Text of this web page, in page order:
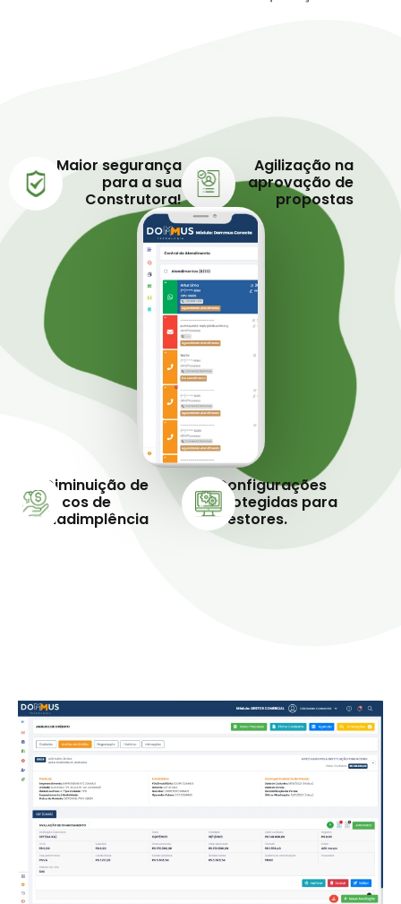
Maior segurança
para a sua
Construtora!
Agilização na
aprovação de
propostas
Diminuição de
riscos de
inadimplência
Configurações
protegidas para
Gestores.